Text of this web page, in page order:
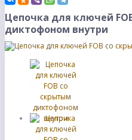
Цепочка для ключей
диктофоном внутри